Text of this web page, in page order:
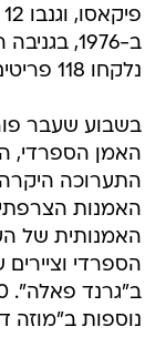
ב-1976,
נלקחו 118 פריטים ממוזיאון באוויניון שבדרום צרפת.
בשבוע שעבר
האמן הספרדי,
התערוכה היקרה
האמנות
הספרדי וציירים
נוספות ב"מוזה